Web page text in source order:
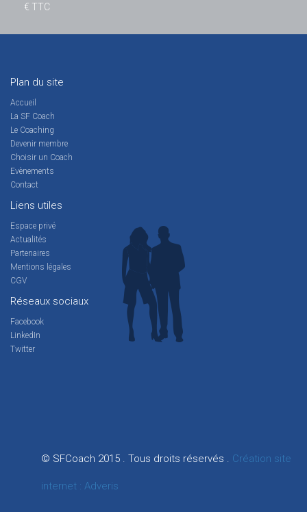
€ TTC
Plan du site
Accueil
La SF Coach
Le Coaching
Devenir membre
Choisir un Coach
Evènements
Contact
Liens utiles
Espace privé
Actualités
Partenaires
Mentions légales
CGV
Réseaux sociaux
Facebook
LinkedIn
Twitter
© SFCoach 2015 . Tous droits réservés . Création site
internet : Adveris